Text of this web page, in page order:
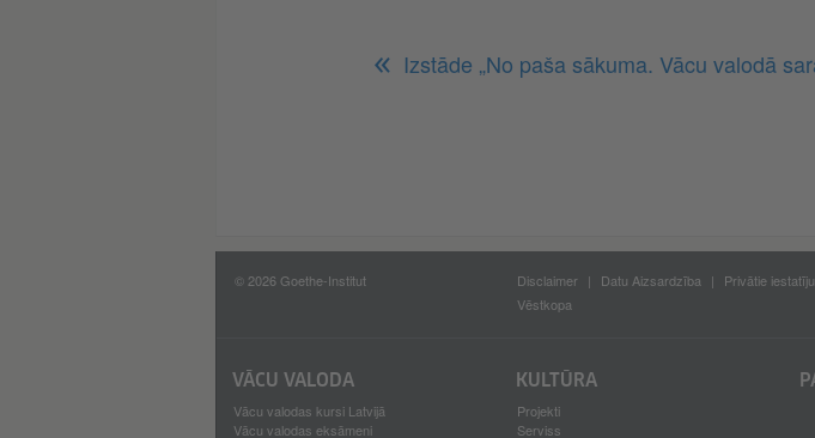
Izstāde „No paša sākuma. Vācu valodā
© 2026 Goethe-Institut Disclaimer Datu Aizsardzība Privātie
Vēstkopa
VĀCU VALODA
Vācu valodas kursi Latvijā
Vācu valodas eksāmeni
KULTŪRA
Projekti
Serviss